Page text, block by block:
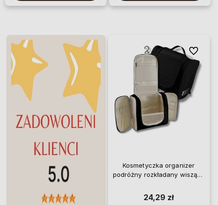
Kosmetyczka organizer
podróżny rozkładany wiszący
24,29 zł
Do